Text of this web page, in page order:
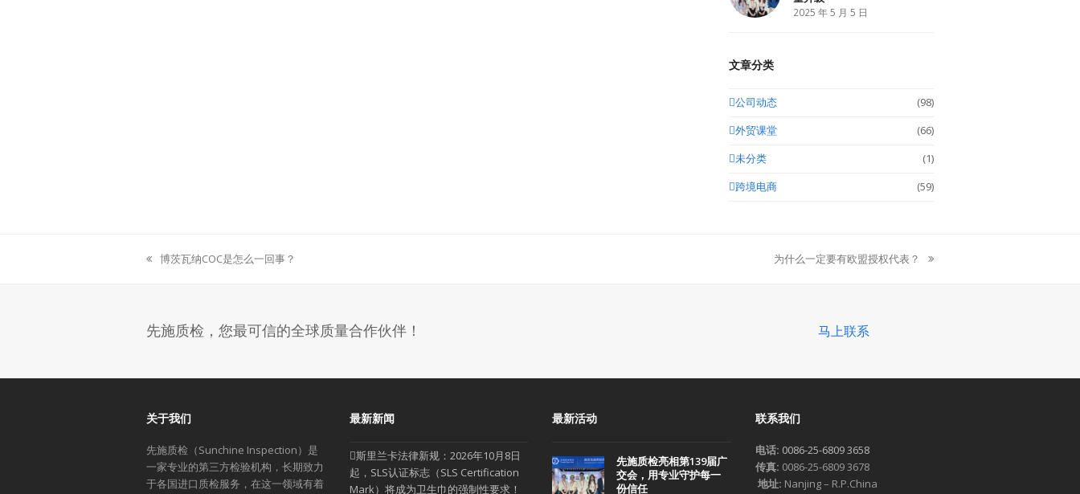
2025 年 5 月 5 日
文章分类
公司动态
(98)
外贸课堂
(66)
未分类
(1)
跨境电商
(59)
previous
博茨瓦纳COC是怎么一回事？
next
为什么一定要有欧盟授权代表？
先施质检，您最可信的全球质量合作伙伴！ 马上联系
关于我们
先施质检（Sunchine Inspection）是
一家专业的第三方检验机构，长期致力
于各国进口质检服务，在这一领域有着
最新新闻
斯里兰卡法律新规：2026年10月8日
起，SLS认证标志（SLS Certification
Mark）将成为卫生巾的强制性要求！
最新活动
先施质检亮相第139届广
交会，用专业守护每一
份信任
联系我们
电话: 0086-25-6809 3658
传真: 0086-25-6809 3678
地址: Nanjing – R.P.China